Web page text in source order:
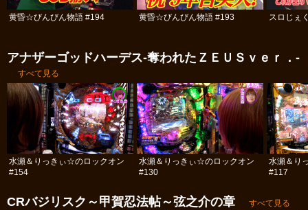
黄昏☆びんびん物語 #194 黄昏☆びんびん物語 #193 スロじぇ
アナザーゴッドハーデス-奪われたＺＥＵＳｖｅｒ．-
すべて見る
水瀬＆りっきぃ☆のロックオン
#154
水瀬＆りっきぃ☆のロックオン
#130
水瀬＆り
#117
CRバジリスク～甲賀忍法帖～弦之介の章 すべて見る